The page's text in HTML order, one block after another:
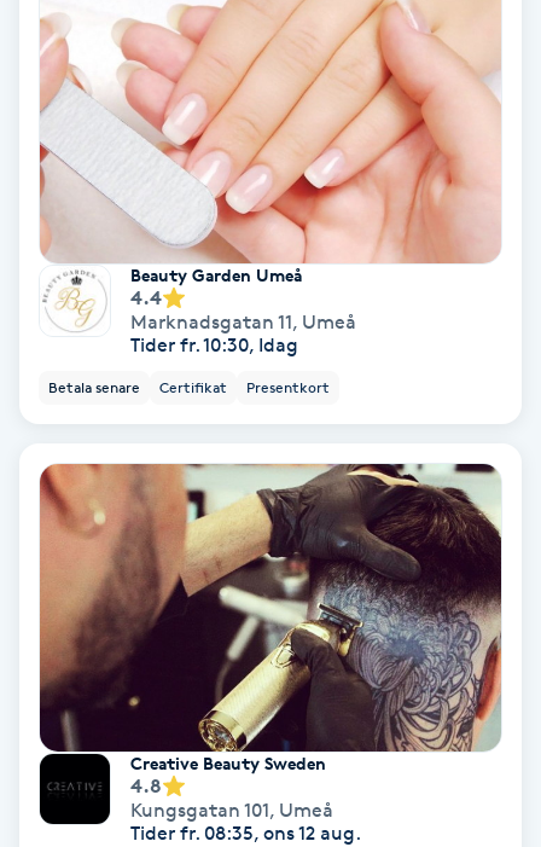
Färgning
Gel naglar
Gelenaglar
Gravidmassage
Gravidyoga
Gruppträning
Gua Sha-massage
Hatha Yoga
Beauty Garden Umeå
4.4
Marknadsgatan 11, Umeå
Tider fr. 10:30, Idag
Betala senare Certifikat Presentkort
Creative Beauty Sweden
4.8
Kungsgatan 101, Umeå
Tider fr. 08:35, ons 12 aug.